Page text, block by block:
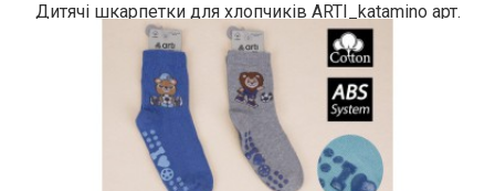
Дитячі шкарпетки для хлопчиків ARTI_katamino арт.
400526
64 грн.